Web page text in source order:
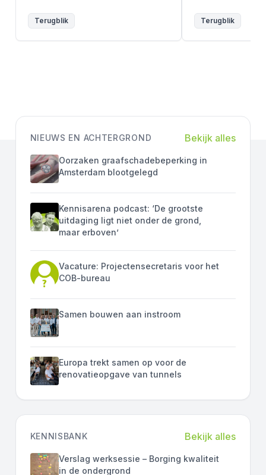
Terugblik Terugblik
NIEUWS EN ACHTERGROND Bekijk alles
Oorzaken graafschadebeperking in
Amsterdam blootgelegd
Kennisarena podcast: ‘De grootste
uitdaging ligt niet onder de grond,
maar erboven’
Vacature: Projectensecretaris voor het
COB-bureau
Samen bouwen aan instroom
Europa trekt samen op voor de
renovatieopgave van tunnels
KENNISBANK Bekijk alles
Verslag werksessie – Borging kwaliteit
in de ondergrond